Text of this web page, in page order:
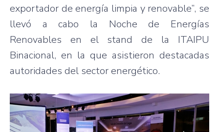
exportador de energía limpia y renovable”, se
llevó a cabo la Noche de Energías
Renovables en el stand de la ITAIPU
Binacional, en la que asistieron destacadas
autoridades del sector energético.